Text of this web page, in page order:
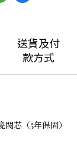
送貨及付
款方式
閥芯（5年保固）